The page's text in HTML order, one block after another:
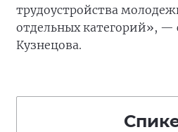
трудоустройства
отдельных категорий», —
Кузнецова.